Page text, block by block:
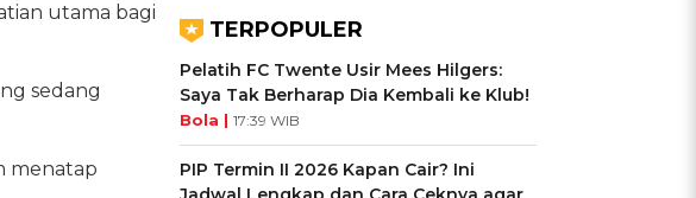
utama bagi
sedang
menatap
TERPOPULER
Pelatih FC Twente Usir Mees Hilgers:
Saya Tak Berharap Dia Kembali ke Klub!
Bola | 17:39 WIB
PIP Termin II 2026 Kapan Cair? Ini